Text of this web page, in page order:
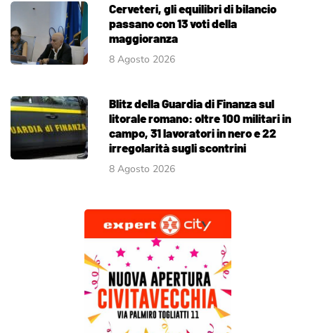
Cerveteri, gli equilibri di bilancio
passano con 13 voti della
maggioranza
8 Agosto 2026
Blitz della Guardia di Finanza sul
litorale romano: oltre 100 militari in
campo, 31 lavoratori in nero e 22
irregolarità sugli scontrini
8 Agosto 2026